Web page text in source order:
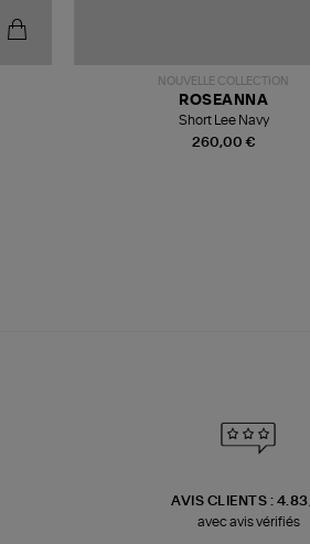
NOUVELLE COLLECTION
260,00 €
ROSEANNA
Short Lee Navy
AVIS CLIENTS :
avec avis vérifiés